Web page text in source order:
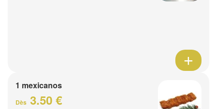
1 mexicanos
Dès 3.50 €